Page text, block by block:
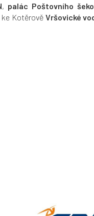
, palác Poštovního
ke Kotěrově Vršovické